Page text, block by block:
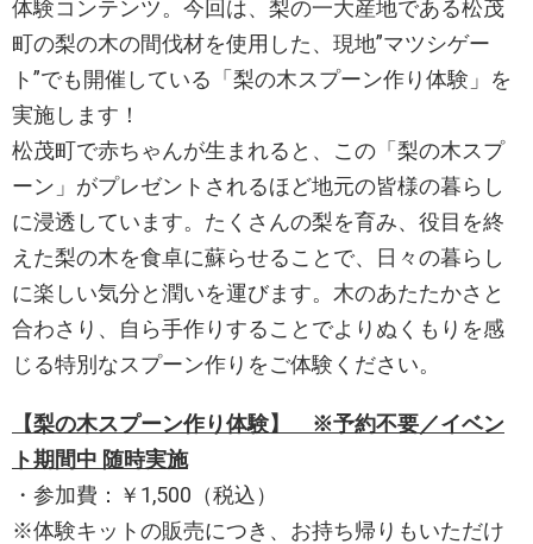
体験コンテンツ。今回は、梨の一大産地である松茂
町の梨の木の間伐材を使用した、現地”マツシゲー
ト”でも開催している「梨の木スプーン作り体験」を
実施します！
松茂町で赤ちゃんが生まれると、この「梨の木スプ
ーン」がプレゼントされるほど地元の皆様の暮らし
に浸透しています。たくさんの梨を育み、役目を終
えた梨の木を食卓に蘇らせることで、日々の暮らし
に楽しい気分と潤いを運びます。木のあたたかさと
合わさり、自ら手作りすることでよりぬくもりを感
じる特別なスプーン作りをご体験ください。
【梨の木スプーン作り体験】 ※予約不要／イベン
ト期間中 随時実施
・参加費：￥1,500（税込）
※体験キットの販売につき、お持ち帰りもいただけ